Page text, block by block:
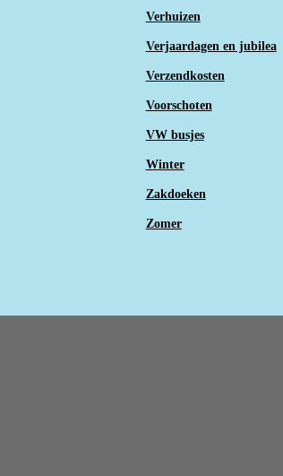
Verhuizen
Verjaardagen en jubilea
Verzendkosten
Voorschoten
VW busjes
Winter
Zakdoeken
Zomer